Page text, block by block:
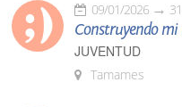
09/01/2026
Construyendo
JUVENTUD
Tamames